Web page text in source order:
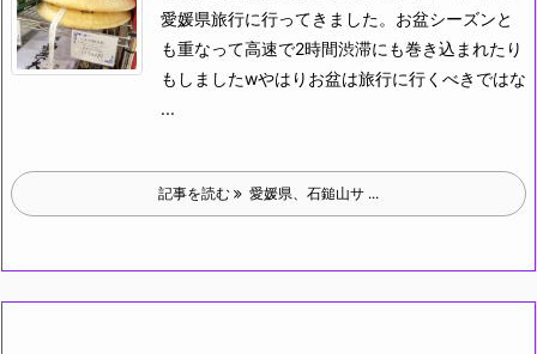
愛媛県旅行に行ってきました。お盆シーズンと
も重なって高速で2時間渋滞にも巻き込まれたり
もしましたwやはりお盆は旅行に行くべきではな
...
記事を読む 愛媛県、石鎚山サ ...